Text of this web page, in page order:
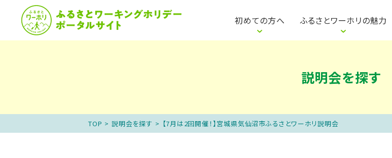
初めての方へ ふるさとワーホリの魅力
ふるさとワーホリとは 参加までの流れ 説明会って何を
参加者の声 自治体・団体の声
説明会を探す 地域の仕事から探す 地
説明会を探す
TOP > 説明会を探す > 【7月は2回開催！】宮城県気仙沼市ふるさとワーホリ説明会